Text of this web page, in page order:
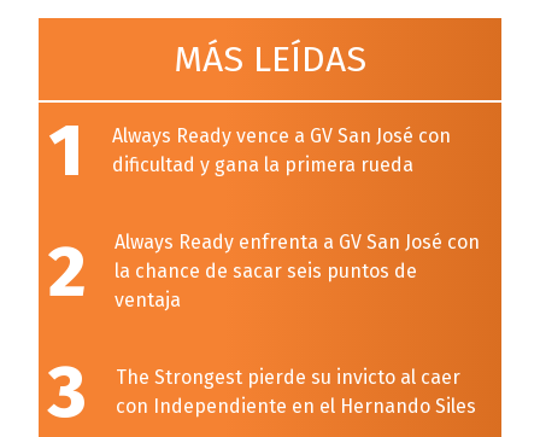
MÁS LEÍDAS
1
Always Ready vence a GV San José con
dificultad y gana la primera rueda
2
Always Ready enfrenta a GV San José con
la chance de sacar seis puntos de
ventaja
3
The Strongest pierde su invicto al caer
con Independiente en el Hernando Siles